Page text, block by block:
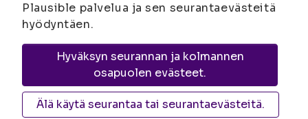
Joensuu
Suvantokatu 6, 80100 Joensuu |
KuopioYliopistonranta 15, PL 1627, 70211
Kuopio
Plausible palvelua ja sen seurantaevästeitä
hyödyntäen.
Hyväksyn seurannan ja kolmannen
osapuolen evästeet.
Älä käytä seurantaa tai seurantaevästeitä.